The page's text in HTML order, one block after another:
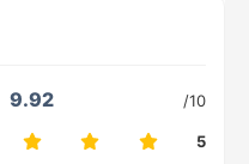
9.92 /10
5